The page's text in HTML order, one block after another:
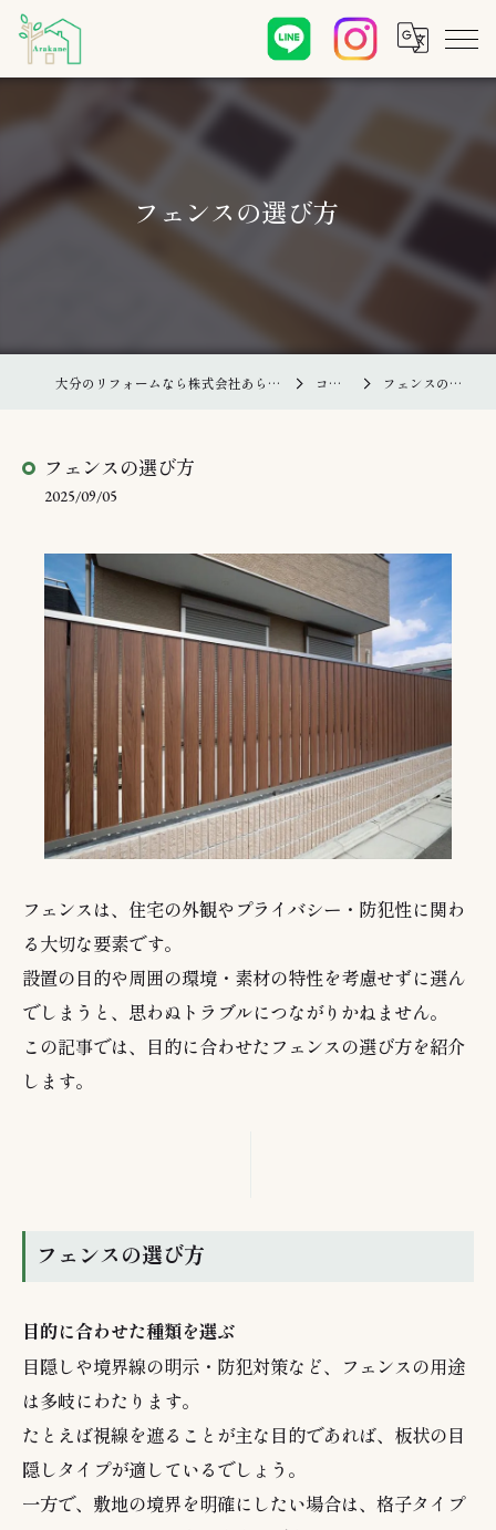
フェンスの選び方
大分のリフォームなら株式会社あらかね住建 コラム フェンスの選び方
フェンスの選び方
2025/09/05
フェンスは、住宅の外観やプライバシー・防犯性に関わ
る大切な要素です。
設置の目的や周囲の環境・素材の特性を考慮せずに選ん
でしまうと、思わぬトラブルにつながりかねません。
この記事では、目的に合わせたフェンスの選び方を紹介
します。
フェンスの選び方
目的に合わせた種類を選ぶ
目隠しや境界線の明示・防犯対策など、フェンスの用途
は多岐にわたります。
たとえば視線を遮ることが主な目的であれば、板状の目
隠しタイプが適しているでしょう。
一方で、敷地の境界を明確にしたい場合は、格子タイプ